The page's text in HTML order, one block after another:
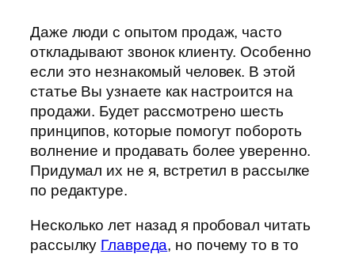
Даже люди с опытом продаж, часто
откладывают звонок клиенту. Особенно
если это незнакомый человек. В этой
статье Вы узнаете как настроится на
продажи. Будет рассмотрено шесть
принципов, которые помогут побороть
волнение и продавать более уверенно.
Придумал их не я, встретил в рассылке
по редактуре.
Несколько лет назад я пробовал читать
рассылку Главреда, но почему то в то